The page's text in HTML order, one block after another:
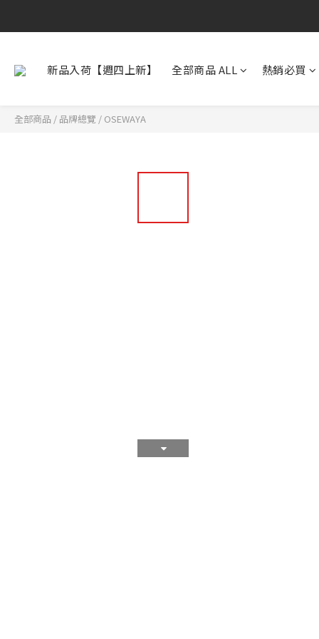
新品入荷【週四上新】 全部商品 ALL 熱銷必買
全部商品 / 品牌總覽 / OSEWAYA